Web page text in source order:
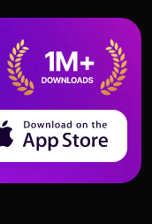
on the App Store